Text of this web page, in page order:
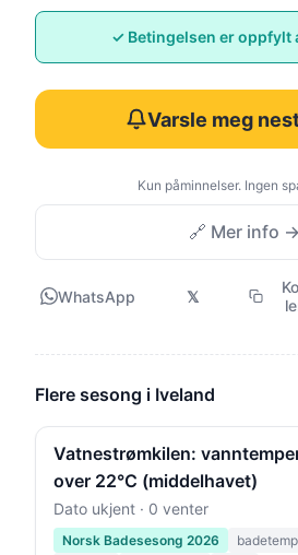
✓ Betingelsen er oppfylt
Varsle meg
Kun påminnelser. Ingen
🔗 Mer info →
WhatsApp 𝕏
Flere sesong i Iveland
Vatnestrømkilen:
over 22°C (middelhavet)
Dato ukjent · 0 venter
Norsk Badesesong 2026